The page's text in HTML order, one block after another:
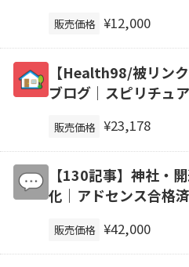
販売価格 ¥12,000
【Health98/被リン
ブログ｜スピリチュ
販売価格 ¥23,178
【130記事】神社・
化｜アドセンス合格
販売価格 ¥42,000